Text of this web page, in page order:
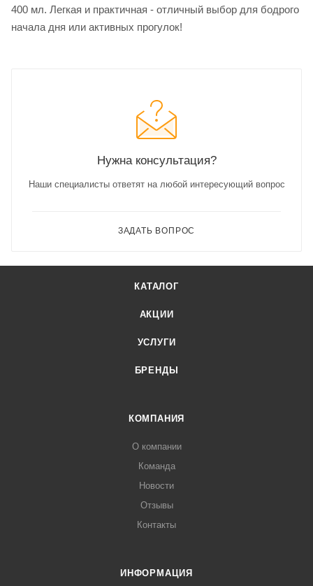
400 мл. Легкая и практичная - отличный выбор для бодрого
начала дня или активных прогулок!
Нужна консультация?
Наши специалисты ответят на любой интересующий вопрос
ЗАДАТЬ ВОПРОС
КАТАЛОГ
АКЦИИ
УСЛУГИ
БРЕНДЫ
КОМПАНИЯ
О компании
Команда
Новости
Отзывы
Контакты
ИНФОРМАЦИЯ